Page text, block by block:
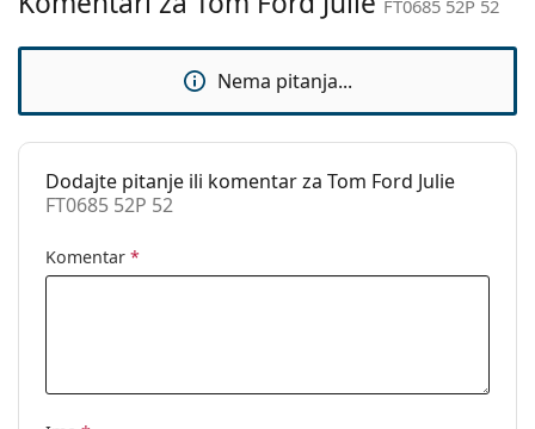
Upotreba:
Moda
FT0685 52P 52
Nema pitanja...
Dodajte pitanje ili komentar za Tom Ford Julie
FT0685 52P 52
Komentar *